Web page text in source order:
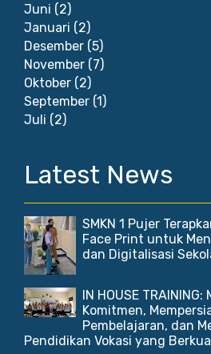
Juni (2)
Januari (2)
Desember (5)
November (7)
Oktober (2)
September (1)
Juli (2)
Latest News
SMKN 1 Pujer
Face Print untuk
dan Digitalisasi
IN HOUSE
Komitmen,
Pembelajaran, dan
Pendidikan Vokasi yang